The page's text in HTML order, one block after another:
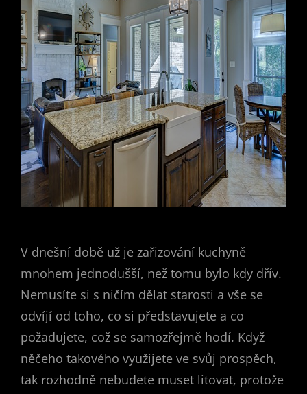
V dnešní době už je zařizování kuchyně
mnohem jednodušší, než tomu bylo kdy dřív.
Nemusíte si s ničím dělat starosti a vše se
odvíjí od toho, co si představujete a co
požadujete, což se samozřejmě hodí. Když
něčeho takového využijete ve svůj prospěch,
tak rozhodně nebudete muset litovat, protože